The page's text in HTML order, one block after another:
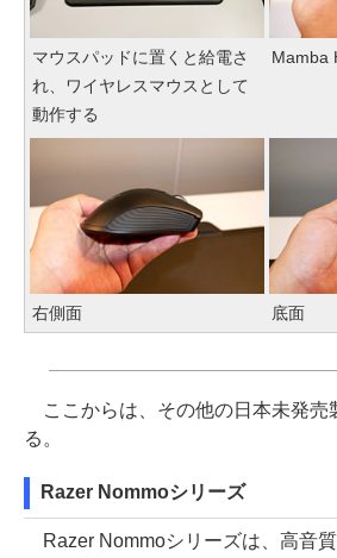
マウスパッドに置くと給電さ
れ、ワイヤレスマウスとして
動作する
Mamba
右側面 底面
ここからは、その他の日本未発売
る。
Razer Nommoシリーズ
Razer Nommoシリーズは、高音